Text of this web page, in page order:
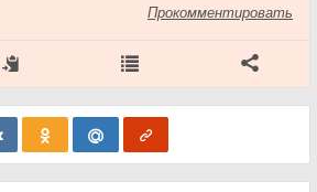
Прокомментировать